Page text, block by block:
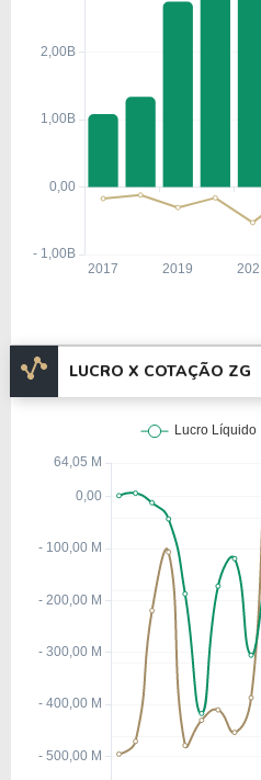
LUCRO X COTAÇÃO ZG